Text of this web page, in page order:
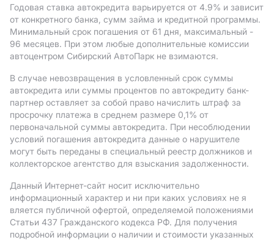
Годовая ставка автокредита варьируется от 4.9% и зависит
от конкретного банка, сумм займа и кредитной программы.
Минимальный срок погашения от 61 дня, максимальный -
96 месяцев. При этом любые дополнительные комиссии
автоцентром Сибирский АвтоПарк не взимаются.
В случае невозвращения в условленный срок суммы
автокредита или суммы процентов по автокредиту банк-
партнер оставляет за собой право начислить штраф за
просрочку платежа в среднем размере 0,1% от
первоначальной суммы автокредита. При несоблюдении
условий погашения автокредита данные о нарушителе
могут быть переданы в специальный реестр должников и
коллекторское агентство для взыскания задолженности.
Данный Интернет-сайт носит исключительно
информационный характер и ни при каких условиях не я
вляется публичной офертой, определяемой положениями
Статьи 437 Гражданского кодекса РФ. Для получения
подробной информации о наличии и стоимости указанных